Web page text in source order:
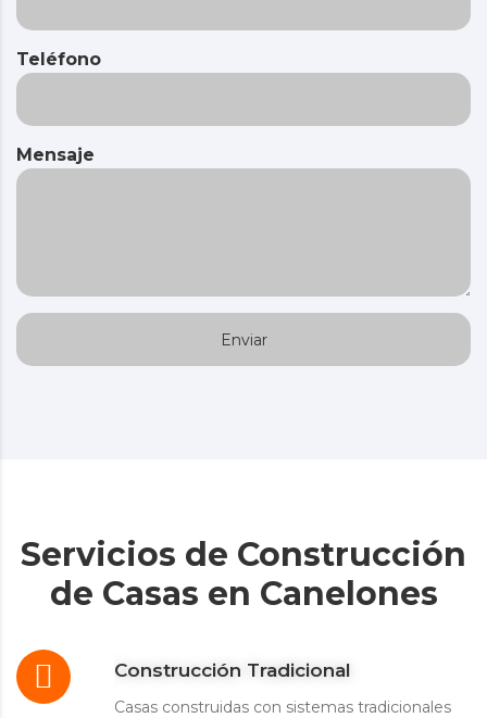
Teléfono
Mensaje
Servicios de Construcción
de Casas en Canelones
Construcción Tradicional
Casas construidas con sistemas tradicionales